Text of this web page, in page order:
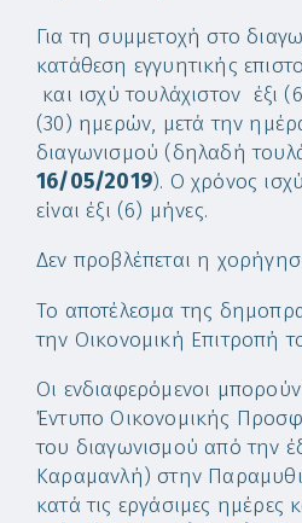
Για τη συμμετοχή στο
κατάθεση εγγυητικής
και ισχύ τουλάχιστον έξι
(30) ημερών, μετά την
διαγωνισμού (δηλαδή
16/05/2019). Ο χρόνος
είναι έξι (6) μήνες.
Δεν προβλέπεται η
Το αποτέλεσμα της
την Οικονομική Επιτροπή
Οι ενδιαφερόμενοι
Έντυπο Οικονομικής
του διαγωνισμού από την
Καραμανλή) στην
κατά τις εργάσιμες ημέρες